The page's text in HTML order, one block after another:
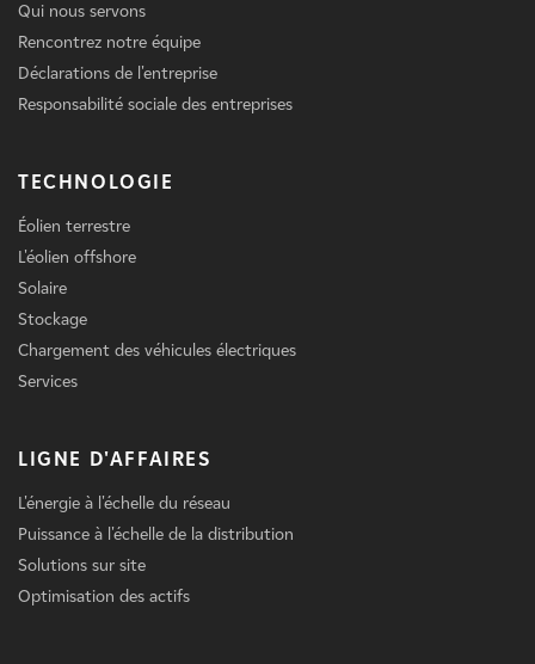
Qui nous servons
Rencontrez notre équipe
Déclarations de l'entreprise
Responsabilité sociale des entreprises
TECHNOLOGIE
Éolien terrestre
L'éolien offshore
Solaire
Stockage
Chargement des véhicules électriques
Services
LIGNE D'AFFAIRES
L'énergie à l'échelle du réseau
Puissance à l'échelle de la distribution
Solutions sur site
Optimisation des actifs